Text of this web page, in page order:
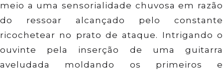
meio a uma sensorialidade chuvosa em razão
do ressoar alcançado pelo constante
ricochetear no prato de ataque. Intrigando o
ouvinte pela inserção de uma guitarra
aveludada moldando os primeiros e